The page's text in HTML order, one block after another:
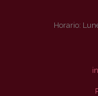
Horario: